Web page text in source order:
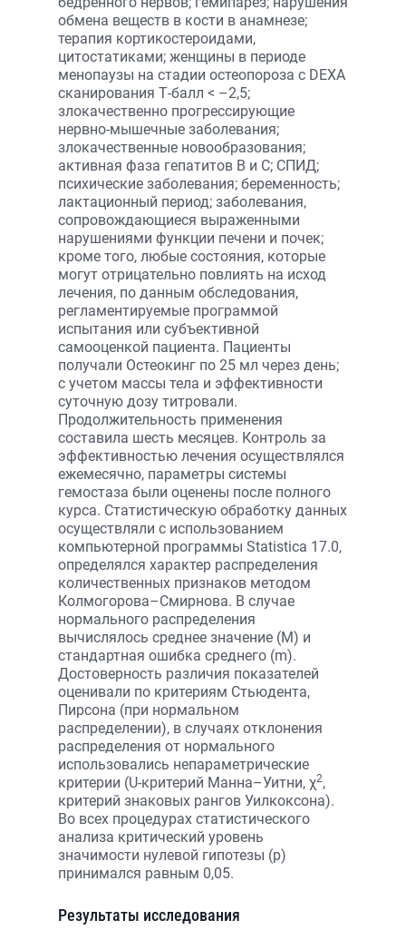
обмена веществ в кости в анамнезе;
терапия кортикостероидами,
цитостатиками; женщины в периоде
менопаузы на стадии остеопороза с DEXA
сканирования Т-балл < –2,5;
злокачественно прогрессирующие
нервно-мышечные заболевания;
злокачественные новообразования;
активная фаза гепатитов В и С; СПИД;
психические заболевания; беременность;
лактационный период; заболевания,
сопровождающиеся выраженными
нарушениями функции печени и почек;
кроме того, любые состояния, которые
могут отрицательно повлиять на исход
лечения, по данным обследования,
регламентируемые программой
испытания или субъективной
самооценкой пациента. Пациенты
получали Остеокинг по 25 мл через день;
с учетом массы тела и эффективности
суточную дозу титровали.
Продолжительность применения
составила шесть месяцев. Контроль за
эффективностью лечения осуществлялся
ежемесячно, параметры системы
гемостаза были оценены после полного
курса. Статистическую обработку данных
осуществляли с использованием
компьютерной программы Statistica 17.0,
определялся характер распределения
количественных признаков методом
Колмогорова–Смирнова. В случае
нормального распределения
вычислялось среднее значение (М) и
стандартная ошибка среднего (m).
Достоверность различия показателей
оценивали по критериям Стьюдента,
Пирсона (при нормальном
распределении), в случаях отклонения
распределения от нормального
использовались непараметрические
критерии (U-критерий Манна–Уитни, χ2,
критерий знаковых рангов Уилкоксона).
Во всех процедурах статистического
анализа критический уровень
значимости нулевой гипотезы (p)
принимался равным 0,05.
Результаты исследования